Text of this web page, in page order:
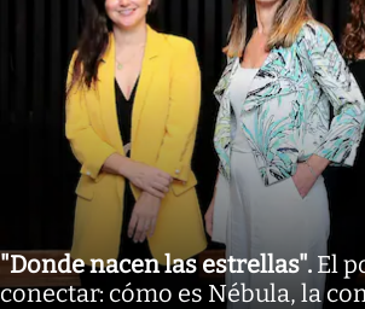
"Donde nacen las estrellas". El
conectar: cómo es Nébula, la